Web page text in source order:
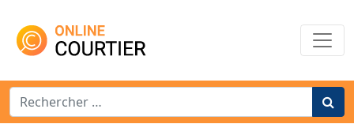
Main Navigation
Search for: